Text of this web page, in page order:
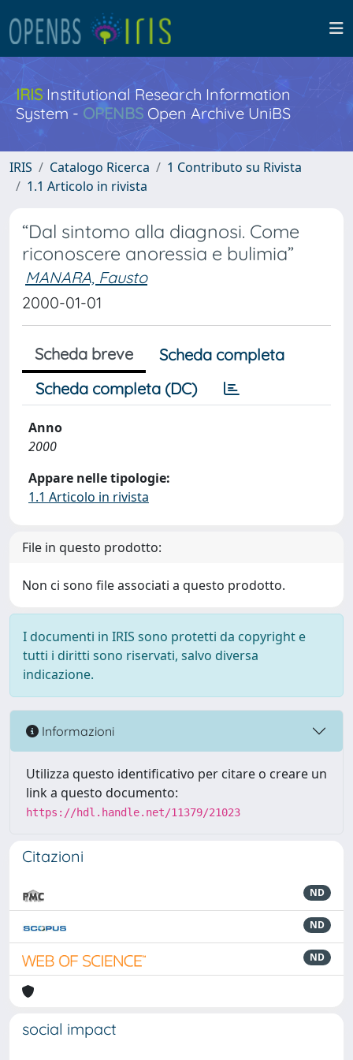
IRISInstitutional Research Information
System - OPENBS Open Archive UniBS
IRIS Catalogo Ricerca
1 Contributo su Rivista
1.1 Articolo in rivista
“Dal sintomo alla diagnosi. Come
riconoscere anoressia e bulimia”
MANARA, Fausto
2000-01-01
Scheda breve
Scheda completa
Scheda completa (DC)
Anno
2000
Appare nelle tipologie:
1.1 Articolo in rivista
File in questo prodotto:
Non ci sono file associati a questo prodotto.
I documenti in IRIS sono protetti da copyright e
tutti i diritti sono riservati, salvo diversa
indicazione.
Informazioni
Utilizza questo identificativo per citare o creare un
link a questo documento:
https://hdl.handle.net/11379/21023
Citazioni
ND
ND
ND
social impact